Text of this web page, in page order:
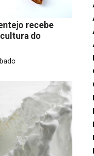
recebe
do